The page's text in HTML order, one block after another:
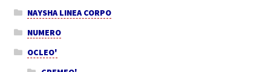
NAYSHA LINEA CORPO
NUMERO
OCLEO'